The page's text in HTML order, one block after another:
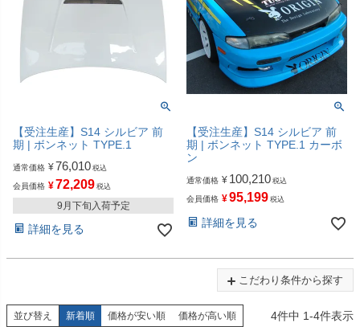
【受注生産】S14 シルビア 前
期 | ボンネット TYPE.1
通常価格 ¥76,010 税込
会員価格 ¥72,209 税込
9月下旬入荷予定
詳細を見る
【受注生産】S14 シルビア 前
期 | ボンネット TYPE.1 カーボ
ン
通常価格 ¥ 100,210 税込
会員価格 ¥95,199 税込
詳細を見る
こだわり条件から探す
並び替え 新着順 価格が安い順 価格が高い順 4件中 1-4件表示